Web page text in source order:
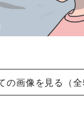
の画像を見る（全